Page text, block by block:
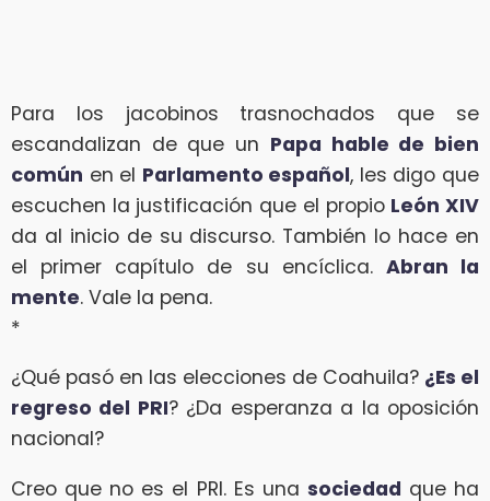
Para los jacobinos trasnochados que se
escandalizan de que un Papa hable de bien
común en el Parlamento español, les digo que
escuchen la justificación que el propio León XIV
da al inicio de su discurso. También lo hace en
el primer capítulo de su encíclica. Abran la
mente. Vale la pena.
*
¿Qué pasó en las elecciones de Coahuila? ¿Es el
regreso del PRI? ¿Da esperanza a la oposición
nacional?
Creo que no es el PRI. Es una sociedad que ha